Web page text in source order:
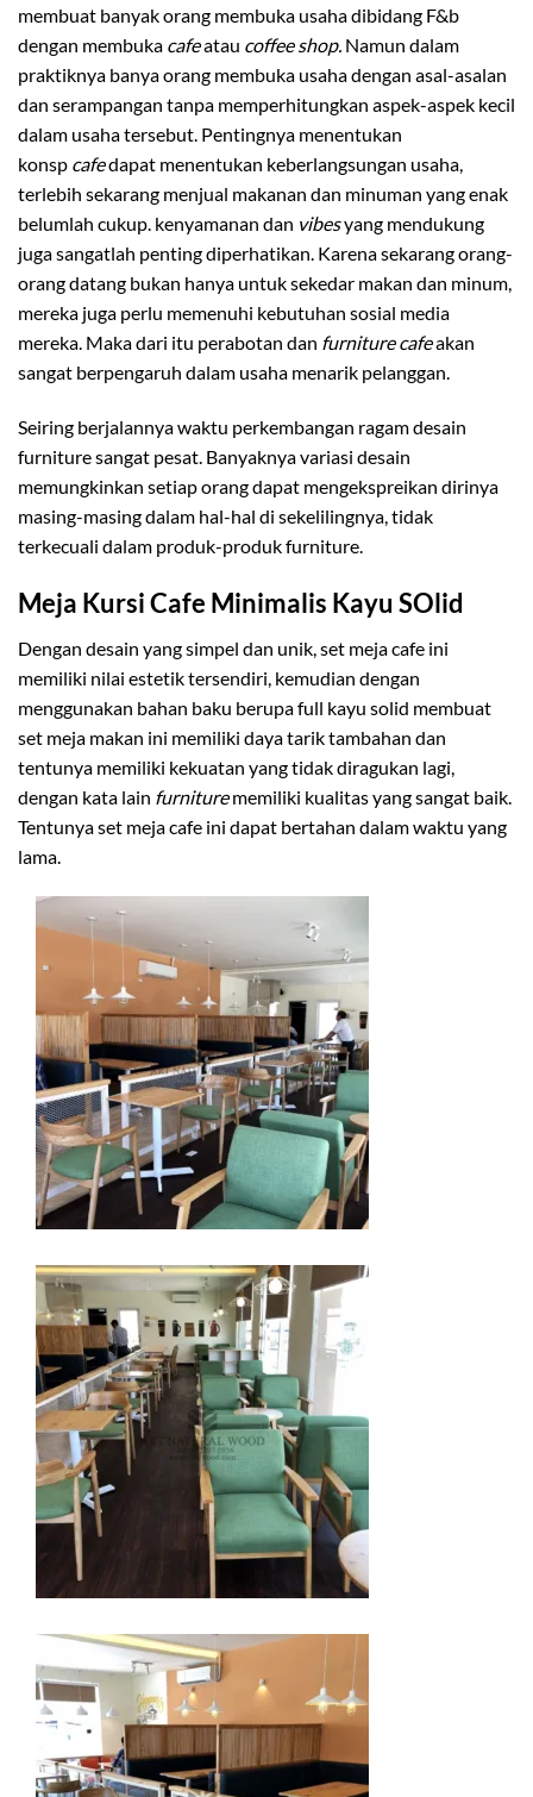
membuat banyak orang membuka usaha dibidang F&b
dengan membuka cafeatau coffee shop. Namun dalam
praktiknya banya orang membuka usaha dengan asal-asalan
dan serampangan tanpa memperhitungkan aspek-aspek kecil
dalam usaha tersebut. Pentingnya menentukan
konsp cafedapat menentukan keberlangsungan usaha,
terlebih sekarang menjual makanan dan minuman yang enak
belumlah cukup. kenyamanan dan vibesyang mendukung
juga sangatlah penting diperhatikan. Karena sekarang orang-
orang datang bukan hanya untuk sekedar makan dan minum,
mereka juga perlu memenuhi kebutuhan sosial media
mereka. Maka dari itu perabotan dan furniture cafeakan
sangat berpengaruh dalam usaha menarik pelanggan.
Seiring berjalannya waktu perkembangan ragam desain
furniture sangat pesat. Banyaknya variasi desain
memungkinkan setiap orang dapat mengekspreikan dirinya
masing-masing dalam hal-hal di sekelilingnya, tidak
terkecuali dalam produk-produk furniture.
Meja Kursi Cafe Minimalis Kayu SOlid
Dengan desain yang simpel dan unik, set meja cafe ini
memiliki nilai estetik tersendiri, kemudian dengan
menggunakan bahan baku berupa full kayu solid membuat
set meja makan ini memiliki daya tarik tambahan dan
tentunya memiliki kekuatan yang tidak diragukan lagi,
dengan kata lain furniturememiliki kualitas yang sangat baik.
Tentunya set meja cafe ini dapat bertahan dalam waktu yang
lama.